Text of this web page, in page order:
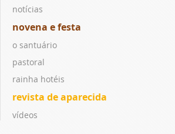
notícias
novena e festa
o santuário
pastoral
rainha hotéis
revista de aparecida
vídeos